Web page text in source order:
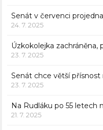
Senát v červenci
24. 7. 2025
Úzkokolejka zachráněna,
23. 7. 2025
Senát chce větší přísnost
23. 7. 2025
Na Rudláku po 55 letech
21. 7. 2025